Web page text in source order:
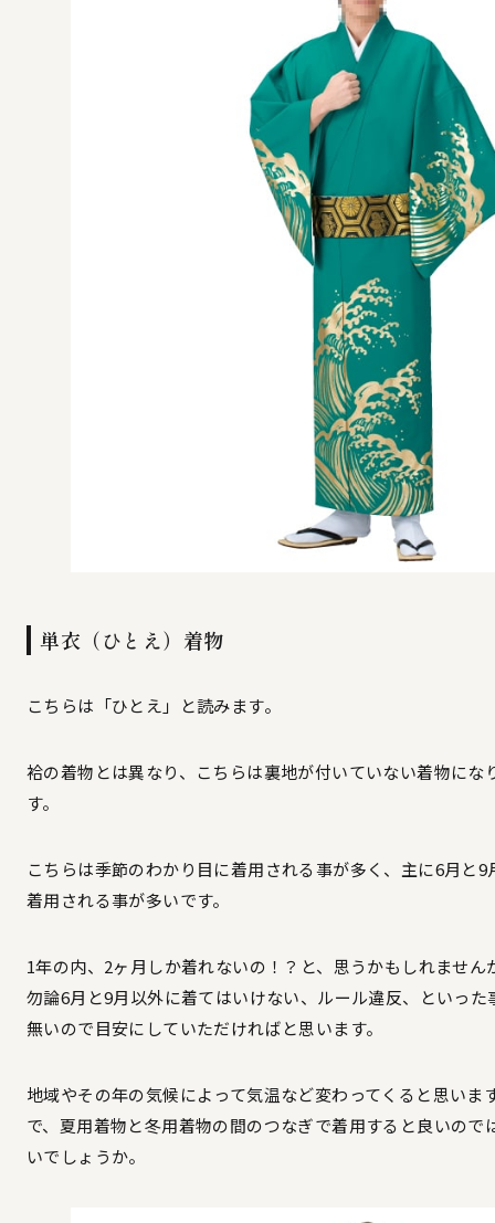
単衣（ひとえ）着物
こちらは「ひとえ」と読みます。
袷の着物とは異なり、こちらは裏地が付いていない着物にな
す。
こちらは季節のわかり目に着用される事が多く、主に6月と9
着用される事が多いです。
1年の内、2ヶ月しか着れないの！？と、思うかもしれません
勿論6月と9月以外に着てはいけない、ルール違反、といった
無いので目安にしていただければと思います。
地域やその年の気候によって気温など変わってくると思いま
で、夏用着物と冬用着物の間のつなぎで着用すると良いので
いでしょうか。